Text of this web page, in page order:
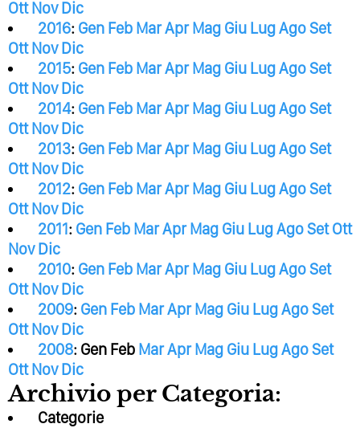
Ott Nov Dic
2016: Gen Feb MarApr Mag Giu LugAgoSet
Ott Nov Dic
2015: Gen Feb MarApr Mag Giu LugAgoSet
Ott Nov Dic
2014: Gen Feb MarApr Mag Giu LugAgoSet
Ott Nov Dic
2013: Gen Feb MarApr Mag Giu LugAgoSet
Ott Nov Dic
2012: Gen Feb MarApr Mag Giu LugAgoSet
Ott Nov Dic
2011: Gen Feb MarApr Mag Giu LugAgoSet Ott
Nov Dic
2010: Gen Feb MarApr Mag Giu LugAgoSet
Ott Nov Dic
2009: Gen Feb MarApr Mag Giu LugAgoSet
Ott Nov Dic
2008: Gen Feb MarApr Mag Giu LugAgoSet
Ott Nov Dic
Archivio per Categoria:
Categorie